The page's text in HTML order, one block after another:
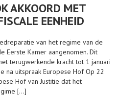
AKKOORD MET
EENHEID
van het regime van de
Eerste Kamer aangenomen. Dit
terugwerkende kracht tot 1 januari
na uitspraak Europese Hof Op 22
Hof van Justitie dat het
[…]